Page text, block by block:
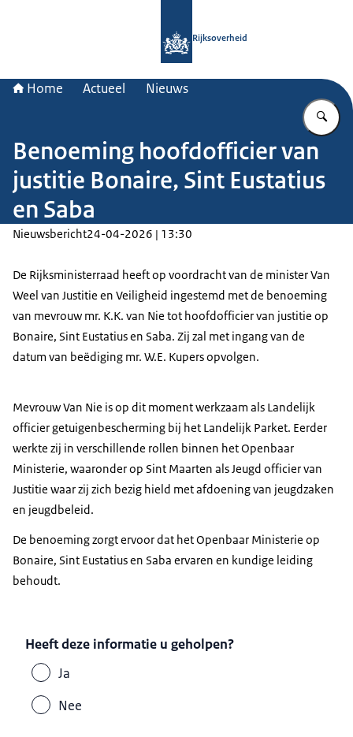
Rijksoverheid
Home Actueel Nieuws
Benoeming hoofdofficier van
justitie Bonaire, Sint Eustatius
en Saba
Nieuwsbericht24-04-2026 | 13:30
De Rijksministerraad heeft op voordracht van de minister Van
Weel van Justitie en Veiligheid ingestemd met de benoeming
van mevrouw mr. K.K. van Nie tot hoofdofficier van justitie op
Bonaire, Sint Eustatius en Saba. Zij zal met ingang van de
datum van beëdiging mr. W.E. Kupers opvolgen.
Mevrouw Van Nie is op dit moment werkzaam als Landelijk
officier getuigenbescherming bij het Landelijk Parket. Eerder
werkte zij in verschillende rollen binnen het Openbaar
Ministerie, waaronder op Sint Maarten als Jeugd officier van
Justitie waar zij zich bezig hield met afdoening van jeugdzaken
en jeugdbeleid.
De benoeming zorgt ervoor dat het Openbaar Ministerie op
Bonaire, Sint Eustatius en Saba ervaren en kundige leiding
behoudt.
Heeft deze informatie u geholpen?
Ja
Nee